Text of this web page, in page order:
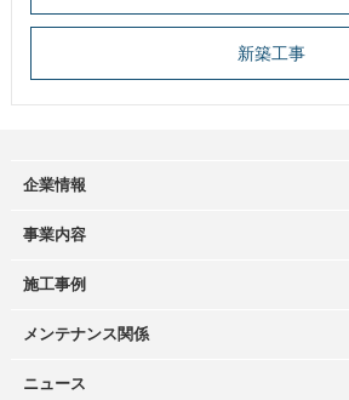
新築工事
企業情報
事業内容
施工事例
メンテナンス関係
ニュース